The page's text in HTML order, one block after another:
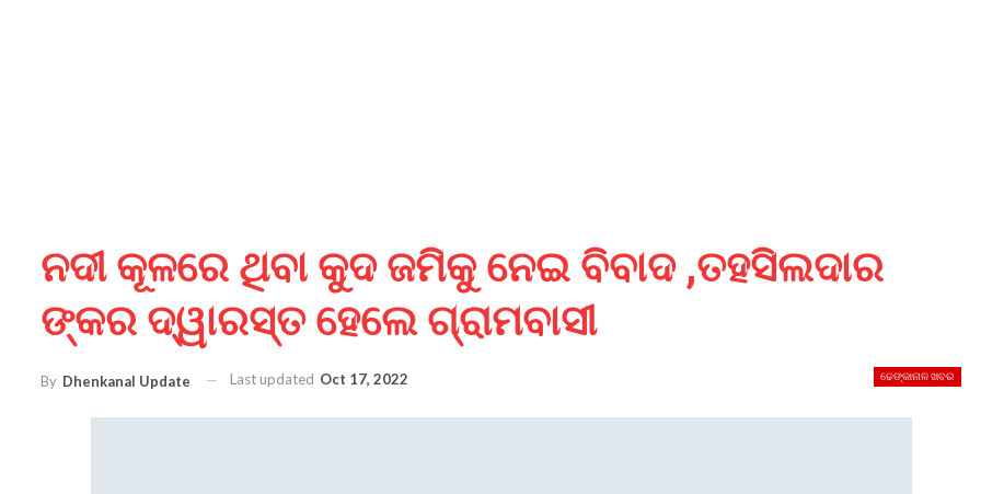
ନଦୀ କୂଳରେ ଥିବା କୁଦ ଜମିକୁ ନେଇ ବିବାଦ ,ତହସିଲଦାର
ଙ୍କର ଦ୍ୱାରସ୍ତ ହେଲେ ଗ୍ରାମବାସୀ
ଢେଙ୍କାନାଳ ଖବର
By Dhenkanal Update Last updated Oct 17, 2022